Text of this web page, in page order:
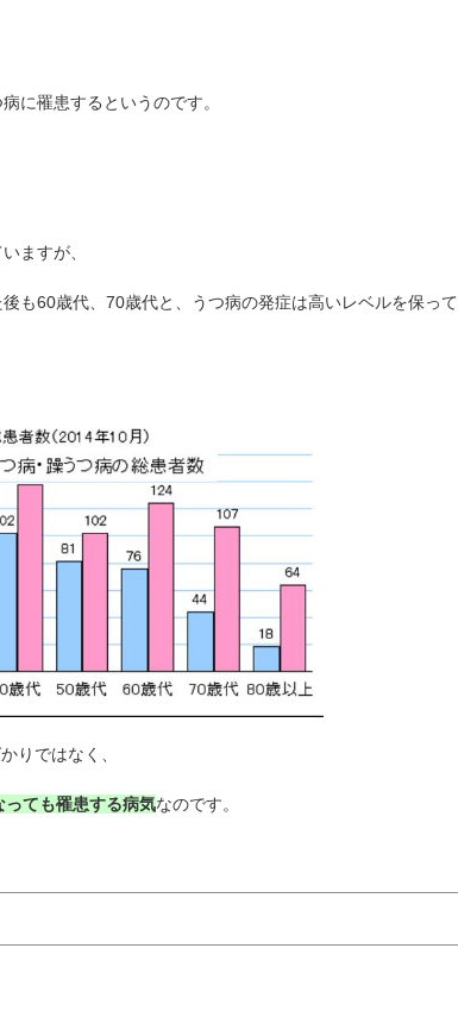
に罹患するというのです。
ますが、
も60歳代、70歳代と、うつ病の発症は高いレベルを保って
りではなく、
っても罹患する病気なのです。